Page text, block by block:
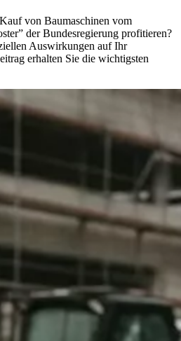
von Baumaschinen vom
der Bundesregierung profitieren?
Auswirkungen auf Ihr
erhalten Sie die wichtigsten